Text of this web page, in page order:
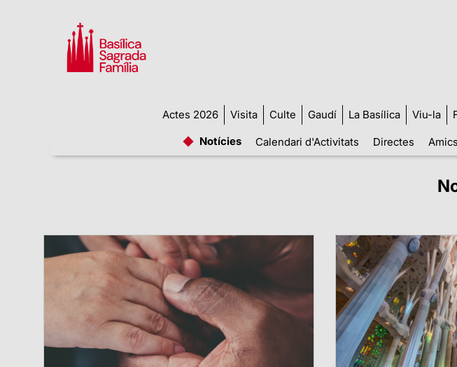
Actes 2026 Visita Culte Gaudí La Basílica Viu-la
Notícies
Calendari d'Activitats Directes